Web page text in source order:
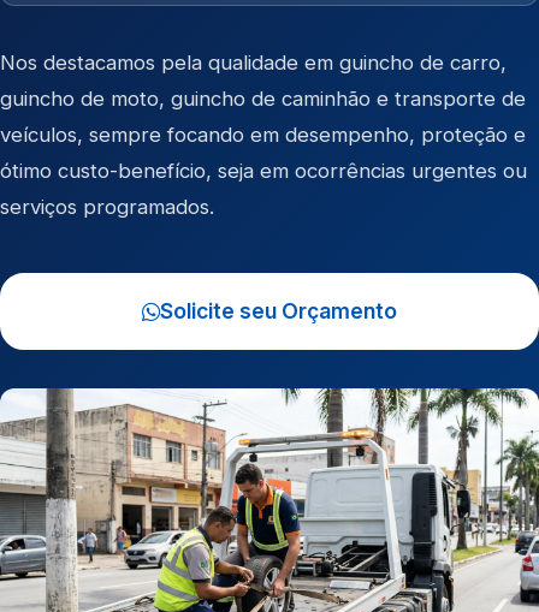
Nos destacamos pela qualidade em guincho de carro,
guincho de moto, guincho de caminhão e transporte de
veículos, sempre focando em desempenho, proteção e
ótimo custo-benefício, seja em ocorrências urgentes ou
serviços programados.
Solicite seu Orçamento